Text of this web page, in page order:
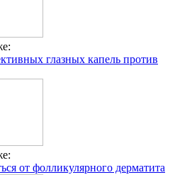
глазных капель против
от фолликулярного дерматита